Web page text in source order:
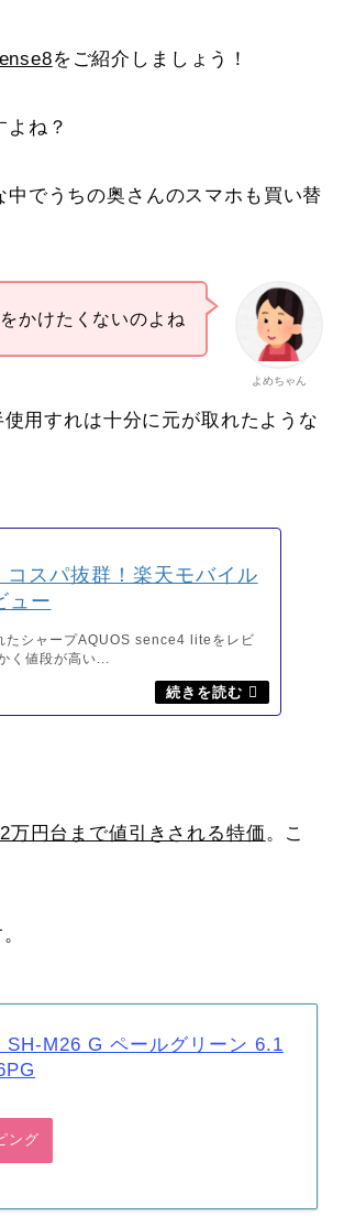
をご紹介しましょう！
よね？
でうちの奥さんのスマホも買い替
よめちゃん
かけたくないのよね
用すれは十分に元が取れたような
コスパ抜群！楽天モバイル
ュー
たシャープAQUOS sence4 liteをレビ
く値段が高い...
万円台まで値引きされる特価 。こ
M26 G ペールグリーン 6.1
ング